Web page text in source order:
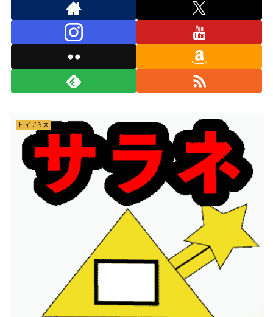
トイザらス